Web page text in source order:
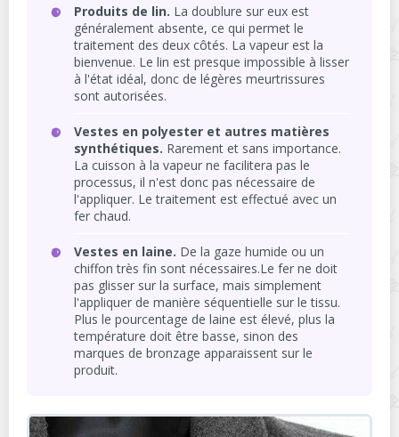
Produits de lin. La doublure sur eux est
généralement absente, ce qui permet le
traitement des deux côtés. La vapeur est la
bienvenue. Le lin est presque impossible à lisser
à l'état idéal, donc de légères meurtrissures
sont autorisées.
Vestes en polyester et autres matières
synthétiques. Rarement et sans importance.
La cuisson à la vapeur ne facilitera pas le
processus, il n'est donc pas nécessaire de
l'appliquer. Le traitement est effectué avec un
fer chaud.
Vestes en laine. De la gaze humide ou un
chiffon très fin sont nécessaires.Le fer ne doit
pas glisser sur la surface, mais simplement
l'appliquer de manière séquentielle sur le tissu.
Plus le pourcentage de laine est élevé, plus la
température doit être basse, sinon des
marques de bronzage apparaissent sur le
produit.